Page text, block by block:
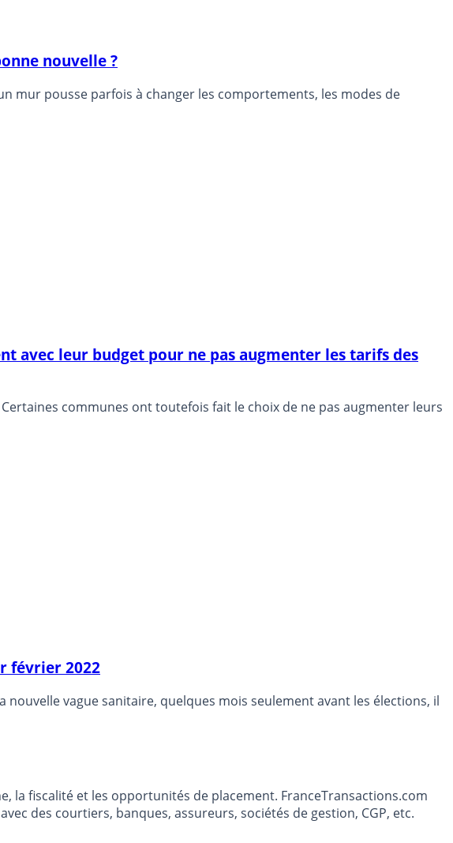
nouvelle ?
mur pousse parfois à changer les comportements, les modes de
avec leur budget pour ne pas augmenter les tarifs des
communes ont toutefois fait le choix de ne pas augmenter leurs
février 2022
vague sanitaire, quelques mois seulement avant les élections, il
la fiscalité et les opportunités de placement. FranceTransactions.com
des courtiers, banques, assureurs, sociétés de gestion, CGP, etc.